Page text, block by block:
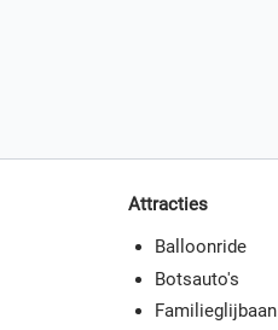
Attracties
Balloonride
Botsauto's
Familieglijbaan